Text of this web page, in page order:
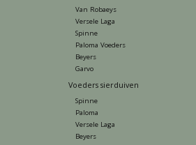
Van Robaeys
Versele Laga
Spinne
Paloma Voeders
Beyers
Garvo
Voeders sierduiven
Spinne
Paloma
Versele Laga
Beyers